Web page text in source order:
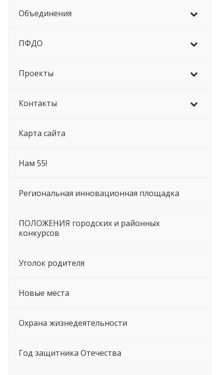
Объединения
ПФДО
Проекты
Контакты
Карта сайта
Нам 55!
Региональная инновационная площадка
ПОЛОЖЕНИЯ городских и районных
конкурсов
Уголок родителя
Новые места
Охрана жизнедеятельности
Год защитника Отечества